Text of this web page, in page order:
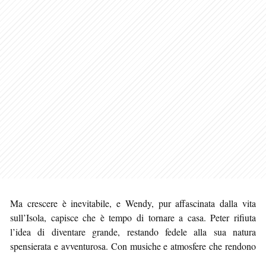
Ma crescere è inevitabile, e Wendy, pur affascinata dalla vita
sull’Isola, capisce che è tempo di tornare a casa. Peter rifiuta
l’idea di diventare grande, restando fedele alla sua natura
spensierata e avventurosa. Con musiche e atmosfere che rendono